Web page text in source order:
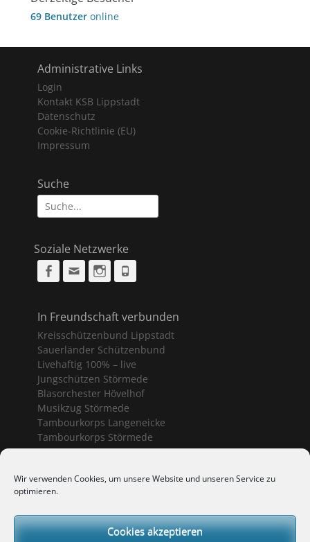
Wir verwenden Cookies, um unsere Website und unseren Service zu
optimieren.
Cookies akzeptieren
69 Benutzer online
Administrative Links
Login
Kontakt KSB Lippstadt
Datenschutz
Cookie-Richtlinie (EU)
Impressum
Suche
Suche
nach:
Soziale Netzwerke
Facebook
Email Instagram
In Freundschaft verbunden
Kreisschützenbund Lippstadt
Sauerländer Schützenbund
Livehaftig 100% – live
Jungschützen Störmede
Blasorchester Hövelhof
Musikzug Störmede
Tambourkorps Langeneicke
Tambourkorps Störmede
Schützenvereine Geseke
Bürgerschützenverein Geseke
Schützenbruderschaft Ermsinghausen
Schützenverein Langeneicke